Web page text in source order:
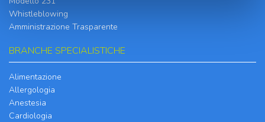
Whistleblowing
Amministrazione Trasparente
BRANCHE SPECIALISTICHE
Alimentazione
Allergologia
Anestesia
Cardiologia